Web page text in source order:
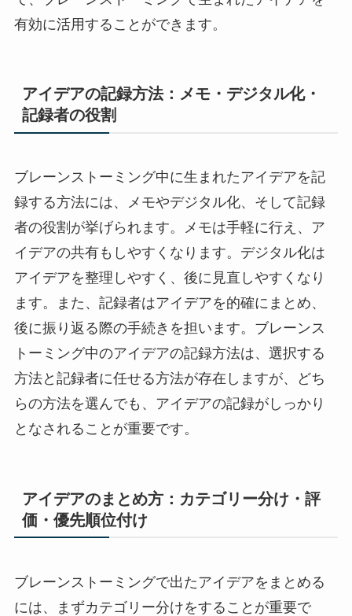
有効に活用することができます。
アイデアの記録方法：メモ・デジタル化・
記録者の役割
ブレーンストーミング中に生まれたアイデアを記
録する方法には、メモやデジタル化、そして記録
者の役割が挙げられます。メモは手軽に行え、ア
イデアの共有もしやすくなります。デジタル化は
アイデアを整理しやすく、後に見直しやすくなり
ます。また、記録者はアイデアを的確にまとめ、
後に振り返る際の手続きを担います。ブレーンス
トーミング中のアイデアの記録方法は、選択する
方法と記録者に任せる方法が存在しますが、どち
らの方法を選んでも、アイデアの記録がしっかり
となされることが重要です。
アイデアのまとめ方：カテゴリー分け・評
価・優先順位付け
ブレーンストーミングで出たアイデアをまとめる
には、まずカテゴリー分けをすることが重要で